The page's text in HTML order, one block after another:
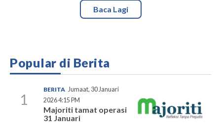
Baca Lagi
Popular di Berita
1
BERITA Jumaat, 30 Januari
2026 4:15 PM
Majoriti tamat operasi
31 Januari